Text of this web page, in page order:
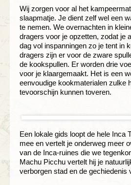
Wij zorgen voor al het
slaapmatje. Je dient zelf wel een
te nemen. We overnachten in
dragers voor je opzetten, zodat je
dag vol inspanningen zo je tent in
dragers zijn er voor de zware
de kookspullen. Er worden drie
voor je klaargemaakt. Het is een
eenvoudige kookmaterialen zulke
tevoorschijn kunnen toveren.
Een lokale gids loopt de hele Inca
mee en vertelt je onderweg meer
van de Inca-ruines die we
Machu Picchu vertelt hij je
verborgen stad en de gechiedenis